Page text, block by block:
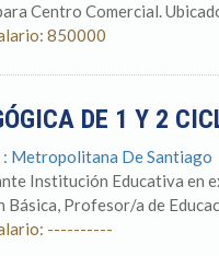
Centro Comercial.
850000
DE 1 Y 2
Metropolitana De Santiago
Institución Educativa en
Básica, Profesor/a de
----------